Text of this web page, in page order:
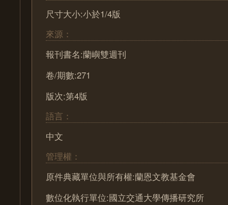
尺寸大小:小於1/4版
來源：
報刊書名:蘭嶼雙週刊
卷/期數:271
版次:第4版
語言：
中文
管理權：
原件典藏單位與所有權:蘭恩文教基金會
數位化執行單位:國立交通大學傳播研究所